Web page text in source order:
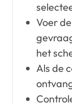
Voer
het
Als de